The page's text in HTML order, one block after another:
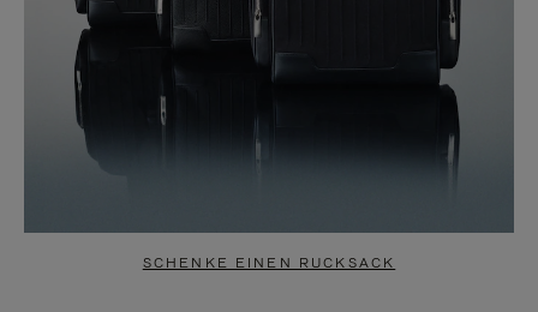
SCHENKE EINEN RUCKSACK